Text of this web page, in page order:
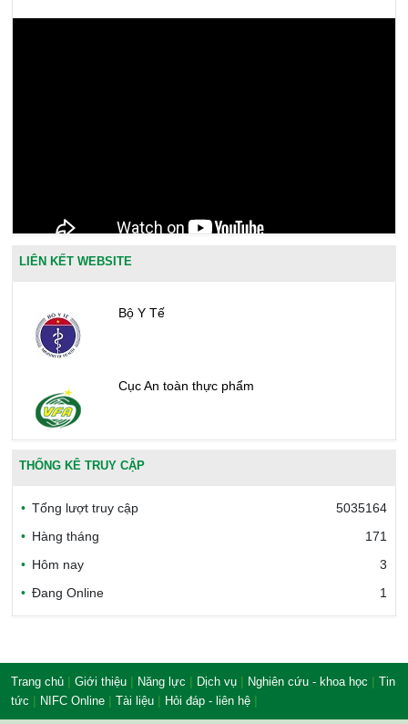
LIÊN KẾT WEBSITE
Bộ Y Tế
Cục An toàn thực phẩm
Văn phòng công nhận chất lượng
Công đoàn Y tế Việt Nam
THỐNG KÊ TRUY CẬP
Tổng lượt truy cập
5035164
Hàng tháng
171
Hôm nay
3
Đang Online
1
Trang chủ | Giới thiệu | Năng lực | Dịch vụ | Nghiên cứu - khoa học | Tin
tức | NIFC Online | Tài liệu | Hỏi đáp - liên hệ |